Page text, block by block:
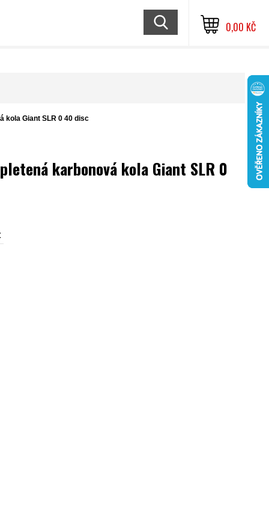
0,00 KČ
kola Giant SLR 0 40 disc
karbonová kola Giant SLR 0